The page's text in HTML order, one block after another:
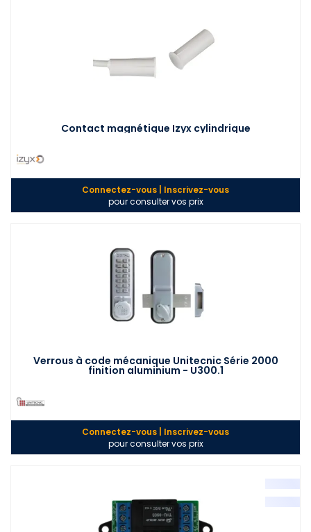
Contact magnétique Izyx cylindrique
Connectez-vous | Inscrivez-vous
pour consulter vos prix
Verrous à code mécanique Unitecnic Série 2000
finition aluminium - U300.1
Connectez-vous | Inscrivez-vous
pour consulter vos prix